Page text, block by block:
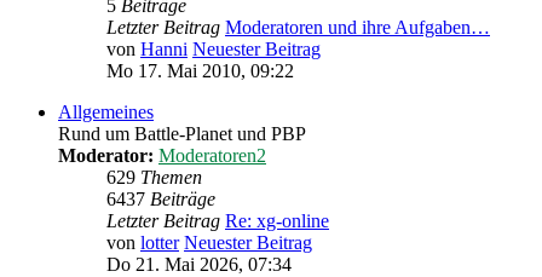
5 Beiträge
Letzter Beitrag Moderatoren und ihre Aufgaben…
von Hanni Neuester Beitrag
Mo 17. Mai 2010, 09:22
Allgemeines
Rund um Battle-Planet und PBP
Moderator: Moderatoren2
629 Themen
6437 Beiträge
Letzter Beitrag Re: xg-online
von lotter Neuester Beitrag
Do 21. Mai 2026, 07:34